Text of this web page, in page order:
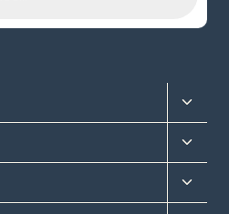
menu
filho
menu
filho
menu